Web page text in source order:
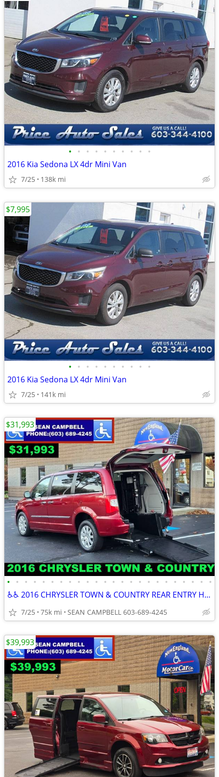
• • • • • • • • • •
2016 Kia Sedona LX 4dr Mini Van
7/25 138k mi
• • • • • • • • • •
2016 Kia Sedona LX 4dr Mini Van
7/25 141k mi
$7,995
• • • • • • • • • • • • • • • • • • • • • • • •
♿♿ 2016 CHRYSLER TOWN & COUNTRY REAR ENTRY HANDICAP VAN ♿♿
7/25 75k mi SEAN CAMPBELL 603-689-4245
$31,993
$39,993